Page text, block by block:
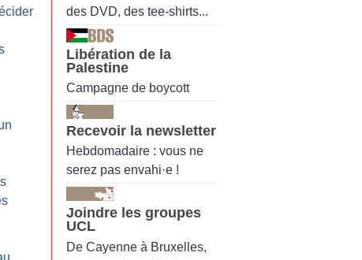
des DVD, des tee-shirts...
Libération de la
Palestine
Campagne de boycott
Recevoir la newsletter
Hebdomadaire : vous ne
serez pas envahi·e !
Joindre les groupes
UCL
De Cayenne à Bruxelles,